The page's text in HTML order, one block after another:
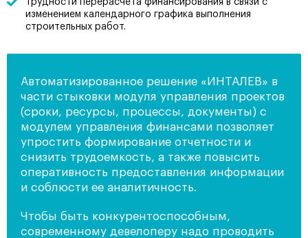
трудности перерасчета финансирования в связи с
изменением календарного графика выполнения
строительных работ.
Автоматизированное решение «ИНТАЛЕВ» в
части стыковки модуля управления проектов
(сроки, ресурсы, процессы, документы) с
модулем управления финансами позволяет
упростить формирование отчетности и
снизить трудоемкость, а также повысить
оперативность предоставления информации
и соблюсти ее аналитичность.
Чтобы быть конкурентоспособным,
современному девелоперу надо проводить